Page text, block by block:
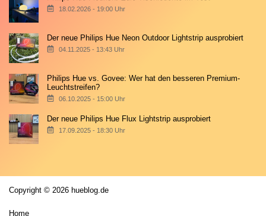
18.02.2026 - 19:00 Uhr
Der neue Philips Hue Neon Outdoor Lightstrip ausprobiert
04.11.2025 - 13:43 Uhr
Philips Hue vs. Govee: Wer hat den besseren Premium-
Leuchtstreifen?
06.10.2025 - 15:00 Uhr
Der neue Philips Hue Flux Lightstrip ausprobiert
17.09.2025 - 18:30 Uhr
Copyright © 2026 hueblog.de
Home